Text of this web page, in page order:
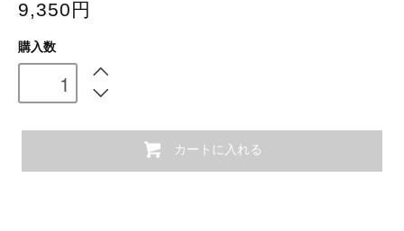
9,350円
購入数
カートに入れる